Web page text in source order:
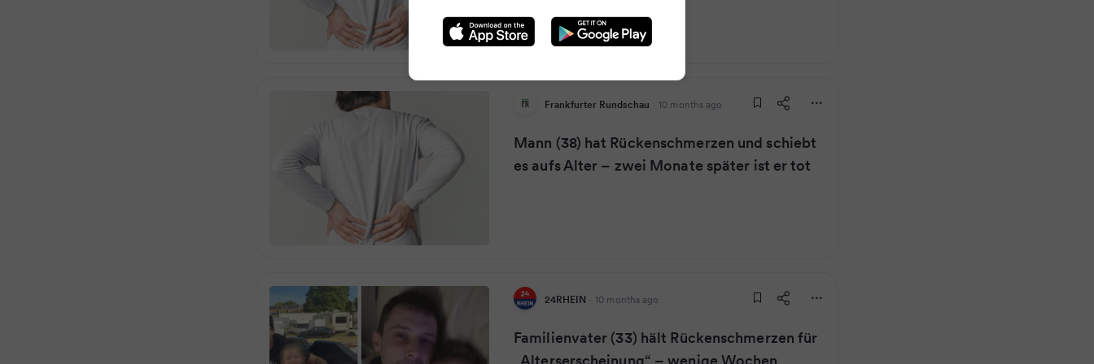
Frankfurter Rundschau · 10 months ago
Mann (38) hat Rückenschmerzen und schiebt
es aufs Alter – zwei Monate später ist er tot
24RHEIN · 10 months ago
Familienvater (33) hält Rückenschmerzen für